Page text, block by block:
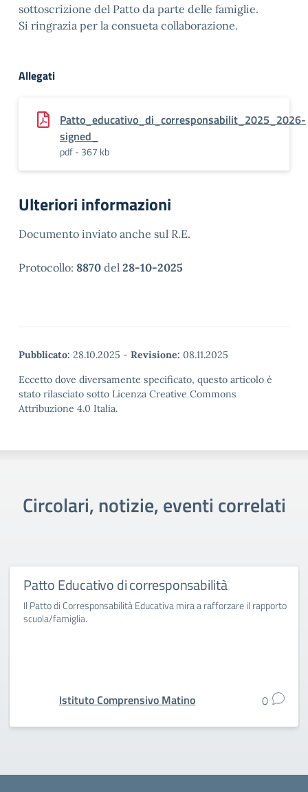
sottoscrizione del Patto da parte delle famiglie.
Si ringrazia per la consueta collaborazione.
Allegati
Patto_educativo_di_corresponsabilit_2025_2026-
signed_
pdf - 367 kb
Ulteriori informazioni
Documento inviato anche sul R.E.
Protocollo: 8870 del 28-10-2025
Pubblicato: 28.10.2025 - Revisione: 08.11.2025
Eccetto dove diversamente specificato, questo articolo è
stato rilasciato sotto Licenza Creative Commons
Attribuzione 4.0 Italia.
Circolari, notizie, eventi correlati
Patto Educativo di corresponsabilità
Il Patto di Corresponsabilità Educativa mira a rafforzare il rapporto
scuola/famiglia.
Istituto Comprensivo Matino 0